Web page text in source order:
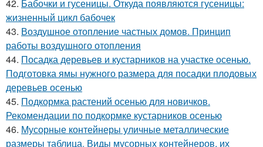
42. Бабочки и гусеницы. Откуда появляются гусеницы:
жизненный цикл бабочек
43. Воздушное отопление частных домов. Принцип
работы воздушного отопления
44. Посадка деревьев и кустарников на участке осенью.
Подготовка ямы нужного размера для посадки плодовых
деревьев осенью
45. Подкормка растений осенью для новичков.
Рекомендации по подкормке кустарников осенью
46. Мусорные контейнеры уличные металлические
размеры таблица. Виды мусорных контейнеров, их